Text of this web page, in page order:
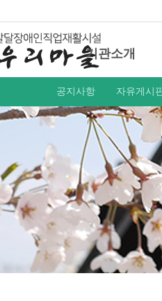
기관소개
공지사항 자유게시